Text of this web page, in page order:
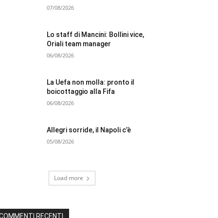
07/08/2026
Lo staff di Mancini: Bollini vice,
Oriali team manager
06/08/2026
La Uefa non molla: pronto il
boicottaggio alla Fifa
06/08/2026
Allegri sorride, il Napoli c’è
05/08/2026
Load more
RECENTI